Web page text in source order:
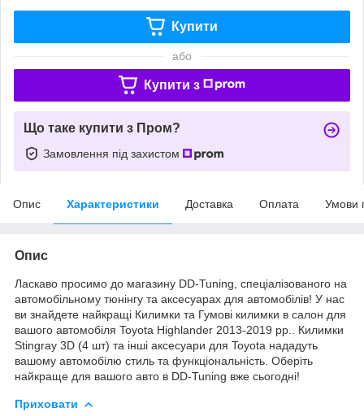
Купити
або
Купити з
Що таке купити з Пром?
Замовлення під захистом
Опис Характеристики Доставка Оплата Умови
Опис
Ласкаво просимо до магазину DD-Tuning, спеціалізованого на
автомобільному тюнінгу та аксесуарах для автомобілів! У нас
ви знайдете найкращі Килимки та Гумові килимки в салон для
вашого автомобіля Toyota Highlander 2013-2019 рр.. Килимки
Stingray 3D (4 шт) та інші аксесуари для Toyota нададуть
вашому автомобілю стиль та функціональність. Оберіть
найкраще для вашого авто в DD-Tuning вже сьогодні!
Приховати